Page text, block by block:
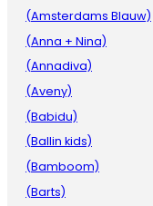
(Amsterdams Blauw)
(Anna + Nina)
(Annadiva)
(Aveny)
(Babidu)
(Ballin kids)
(Bamboom)
(Barts)